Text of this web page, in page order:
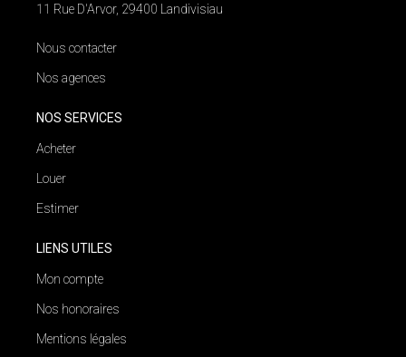
11 Rue D'Arvor, 29400 Landivisiau
Nous contacter
Nos agences
NOS SERVICES
Acheter
Louer
Estimer
LIENS UTILES
Mon compte
Nos honoraires
Mentions légales